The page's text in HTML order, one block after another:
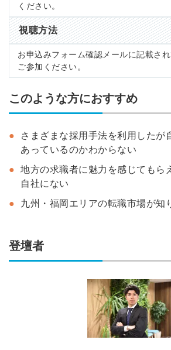
ください。
視聴方法
お申込みフォーム確認メールに記載さ
ご参加ください。
このような方におすすめ
さまざまな採用手法を利用したが
あっているのかわからない
地方の求職者に魅力を感じてもら
自社にない
九州・福岡エリアの転職市場が知
登壇者